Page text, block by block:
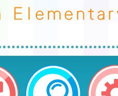
署「第11屆新住
名表-桃園市平